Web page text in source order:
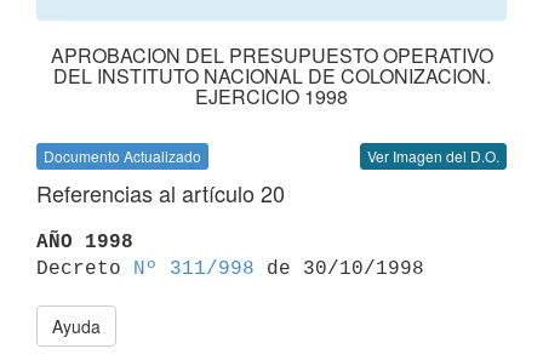
APROBACION DEL PRESUPUESTO OPERATIVO
DEL INSTITUTO NACIONAL DE COLONIZACION.
EJERCICIO 1998
Documento Actualizado Ver Imagen del D.O.
Referencias al artículo 20
AÑO 1998
Decreto
Nº 311/998
Ayuda